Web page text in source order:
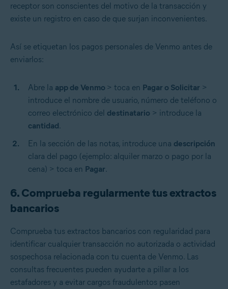
receptor son conscientes del motivo de la transacción y
existe un registro en caso de que surjan inconvenientes.
Así se etiquetan los pagos personales de Venmo antes de
enviarlos:
Abre la app de Venmo > toca en Pagar o Solicitar >
introduce el nombre de usuario, número de teléfono o
correo electrónico del destinatario > introduce la
cantidad.
En la sección de las notas, introduce una descripción
clara del pago (ejemplo: alquiler marzo o pago por la
cena) > toca en Pagar.
6. Comprueba regularmente tus extractos
bancarios
Comprueba tus extractos bancarios con regularidad para
identificar cualquier transacción no autorizada o actividad
sospechosa relacionada con tu cuenta de Venmo. Las
consultas frecuentes pueden ayudarte a pillar a los
estafadores y a evitar cargos fraudulentos pasen